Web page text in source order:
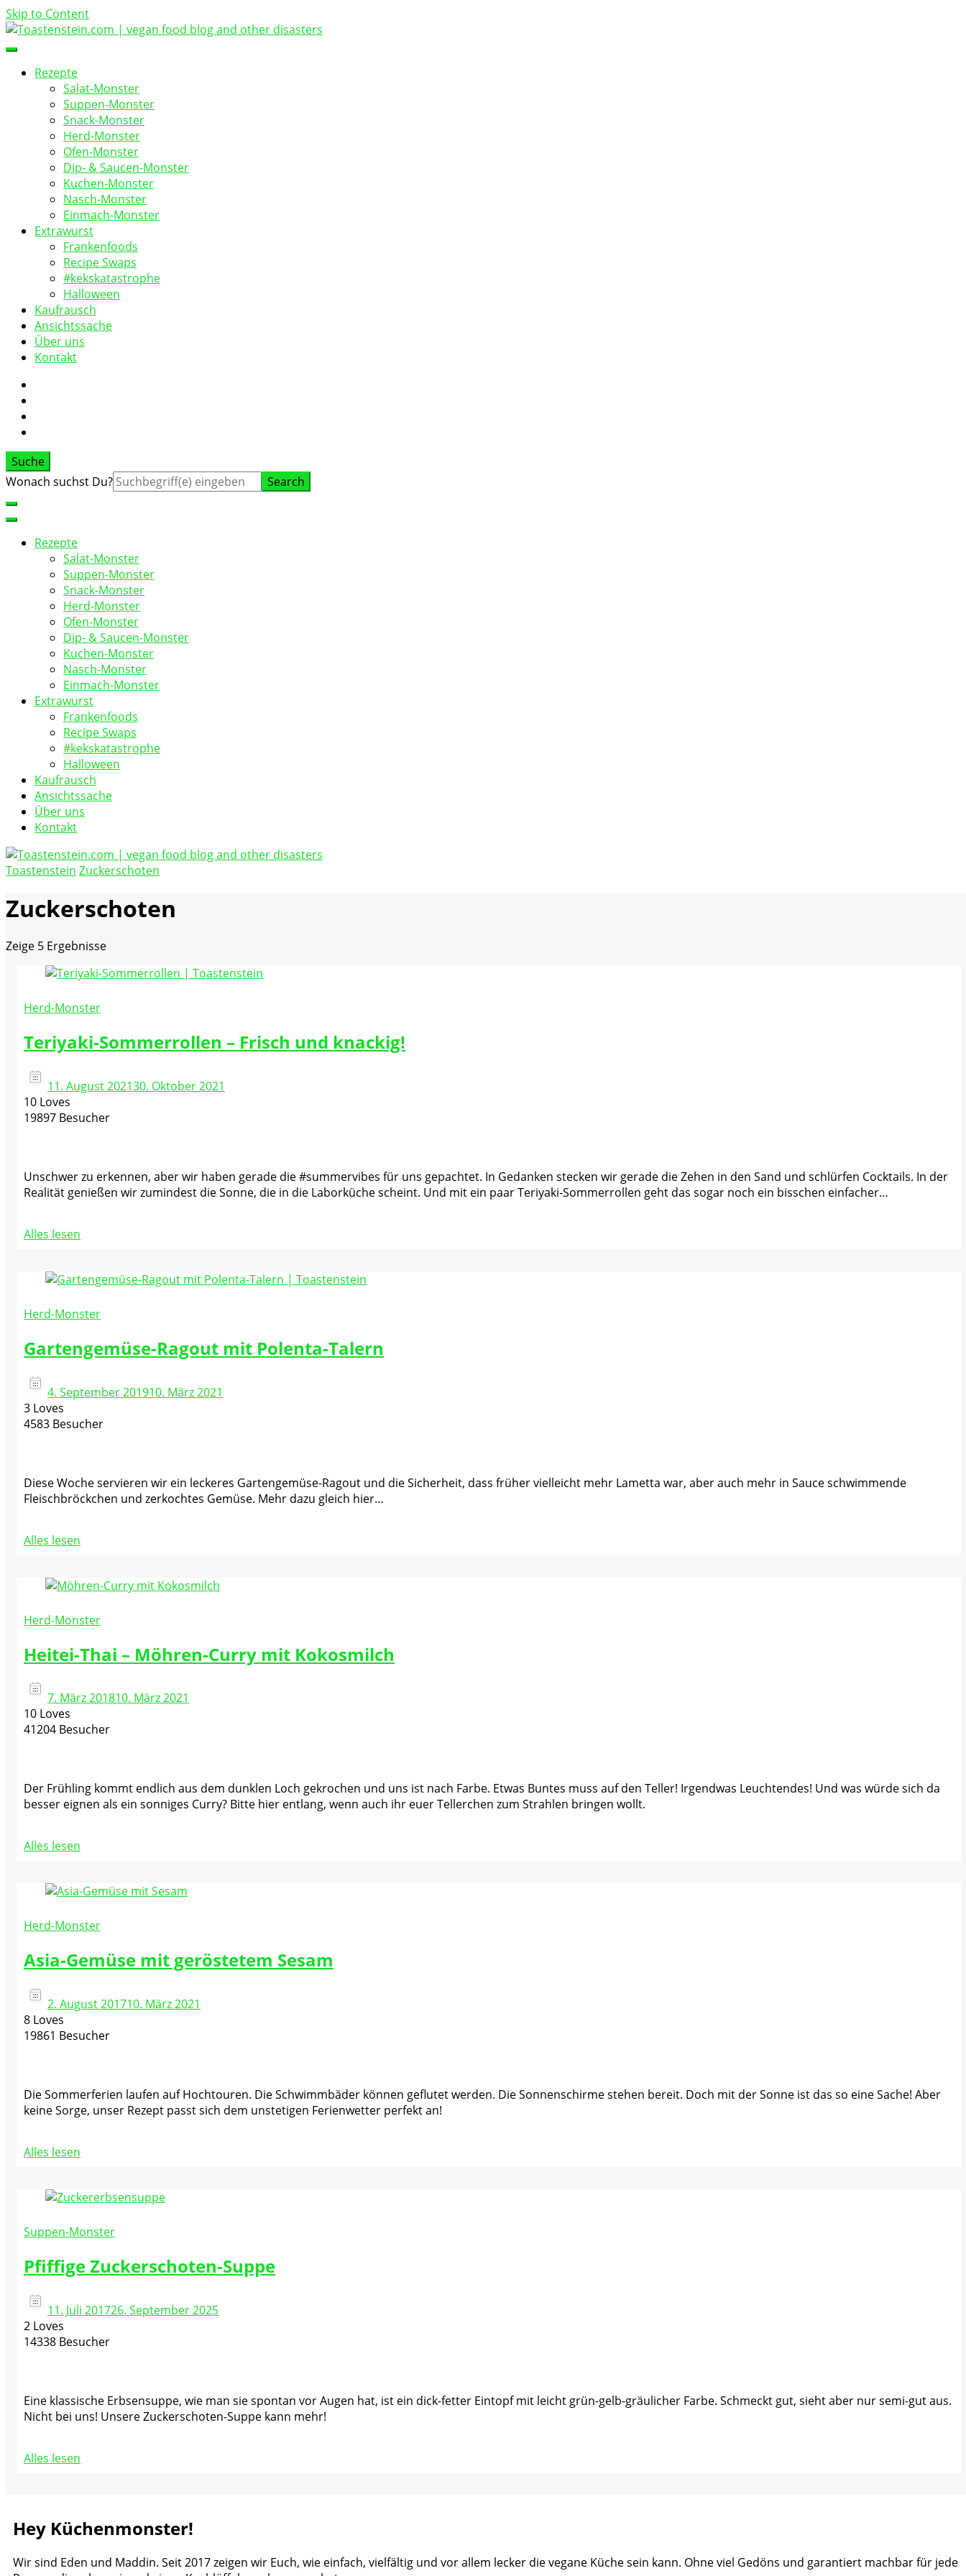
Skip to Content
Toastenstein.com
vegan food blog
Rezepte
Salat-Monster
Suppen-Monster
Snack-Monster
Herd-Monster
Ofen-Monster
Dip- & Saucen-Monster
Kuchen-Monster
Nasch-Monster
Einmach-Monster
Extrawurst
Frankenfoods
Recipe Swaps
#kekskatastrophe
Halloween
Kaufrausch
Ansichtssache
Über uns
Kontakt
Suche
Suche
Wonach suchst Du?
Rezepte
Salat-Monster
Suppen-Monster
Snack-Monster
Herd-Monster
Ofen-Monster
Dip- & Saucen-Monster
Kuchen-Monster
Nasch-Monster
Einmach-Monster
Extrawurst
Frankenfoods
Recipe Swaps
#kekskatastrophe
Halloween
Kaufrausch
Ansichtssache
Über uns
Kontakt
Toastenstein.com
Toastenstein Zuckerschoten
Zuckerschoten
Zeige 5 Ergebnisse
Herd-Monster
Teriyaki-Sommerrollen – Frisch und knackig!
11. August 202130. Oktober 2021
10 Loves
19897 Besucher
Unschwer zu erkennen, aber wir haben gerade die #summervibes für uns gepachtet. In Gedanken stecken wir gerade die Zehen in den Sand und schlürfen Cocktails. In der
Realität genießen wir zumindest die Sonne, die in die Laborküche scheint. Und mit ein paar Teriyaki-Sommerrollen geht das sogar noch ein bisschen einfacher…
Alles lesen
Herd-Monster
Gartengemüse-Ragout mit Polenta-Talern
4. September 201910. März 2021
3 Loves
4583 Besucher
Diese Woche servieren wir ein leckeres Gartengemüse-Ragout und die Sicherheit, dass früher vielleicht mehr Lametta war, aber auch mehr in Sauce schwimmende
Fleischbröckchen und zerkochtes Gemüse. Mehr dazu gleich hier…
Alles lesen
Herd-Monster
Heitei-Thai – Möhren-Curry mit Kokosmilch
7. März 201810. März 2021
10 Loves
41204 Besucher
Der Frühling kommt endlich aus dem dunklen Loch gekrochen und uns ist nach Farbe. Etwas Buntes muss auf den Teller! Irgendwas Leuchtendes! Und was würde sich da
besser eignen als ein sonniges Curry? Bitte hier entlang, wenn auch ihr euer Tellerchen zum Strahlen bringen wollt.
Alles lesen
Herd-Monster
Asia-Gemüse mit geröstetem Sesam
2. August 201710. März 2021
8 Loves
19861 Besucher
Die Sommerferien laufen auf Hochtouren. Die Schwimmbäder können geflutet werden. Die Sonnenschirme stehen bereit. Doch mit der Sonne ist das so eine Sache! Aber
keine Sorge, unser Rezept passt sich dem unstetigen Ferienwetter perfekt an!
Alles lesen
Suppen-Monster
Pfiffige Zuckerschoten-Suppe
11. Juli 201726. September 2025
2 Loves
14338 Besucher
Eine klassische Erbsensuppe, wie man sie spontan vor Augen hat, ist ein dick-fetter Eintopf mit leicht grün-gelb-gräulicher Farbe. Schmeckt gut, sieht aber nur semi-gut aus.
Nicht bei uns! Unsere Zuckerschoten-Suppe kann mehr!
Alles lesen
Hey Küchenmonster!
Wir sind Eden und Maddin. Seit 2017 zeigen wir Euch, wie einfach, vielfältig und vor allem lecker die vegane Küche sein kann. Ohne viel Gedöns und garantiert machbar für jede